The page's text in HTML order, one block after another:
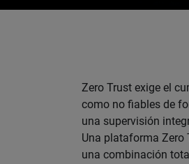
Zero Trust exige el
como no fiables de
una supervisión
Una plataforma Zero
una combinación